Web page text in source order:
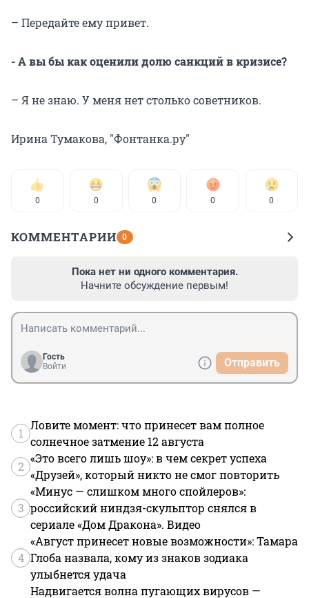
– Передайте ему привет.
- А вы бы как оценили долю санкций в кризисе?
– Я не знаю. У меня нет столько советников.
Ирина Тумакова, "Фонтанка.ру"
0 0 0 0 0
КОММЕНТАРИИ 0
Пока нет ни одного комментария.
Начните обсуждение первым!
Гость
Войти
Отправить
1
Ловите момент: что принесет вам полное
солнечное затмение 12 августа
2
«Это всего лишь шоу»: в чем секрет успеха
«Друзей», который никто не смог повторить
3
«Минус — слишком много спойлеров»:
российский ниндзя-скульптор снялся в
сериале «Дом Дракона». Видео
4
«Август принесет новые возможности»: Тамара
Глоба назвала, кому из знаков зодиака
улыбнется удача
Надвигается волна пугающих вирусов —